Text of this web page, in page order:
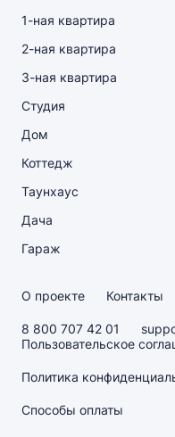
1-ная квартира
2-ная квартира
3-ная квартира
Студия
Дом
Коттедж
Таунхаус
Дача
Гараж
О проекте Контакты
8 800 707 42 01
Пользовательское
Политика
Способы оплаты